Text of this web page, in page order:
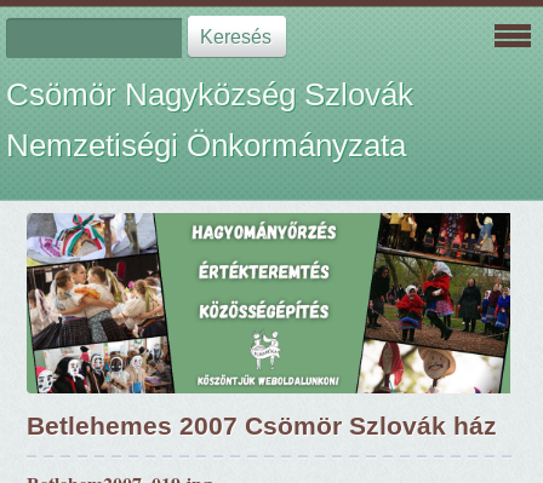
Csömör Nagyközség Szlovák
Nemzetiségi Önkormányzata
Betlehemes 2007 Csömör Szlovák ház